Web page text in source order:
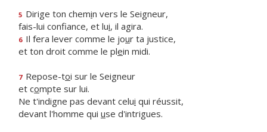
5 Dirige ton chemin vers le Seigneur,
fais-lui confiance, et lui, il agira.
6 Il fera lever comme le jour ta justice,
et ton droit comme le plein midi.
7 Repose-toi sur le Seigneur
et compte sur lui.
Ne t'indigne pas devant celui qui réussit,
devant l'homme qui use d'intrigues.